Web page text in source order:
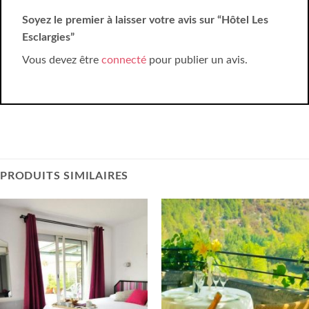
Soyez le premier à laisser votre avis sur “Hôtel Les
Esclargies”
Vous devez être connecté pour publier un avis.
PRODUITS SIMILAIRES